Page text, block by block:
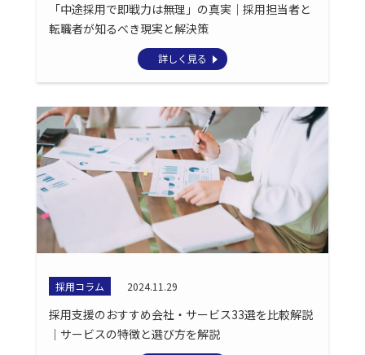
「中途採用で即戦力は無理」の真実｜採用担当者と
転職者が知るべき現実と解決策
詳しく見る
採用コラム 2024.11.29
採用支援のおすすめ会社・サービス33選を比較解説
｜サービスの特徴と選び方を解説